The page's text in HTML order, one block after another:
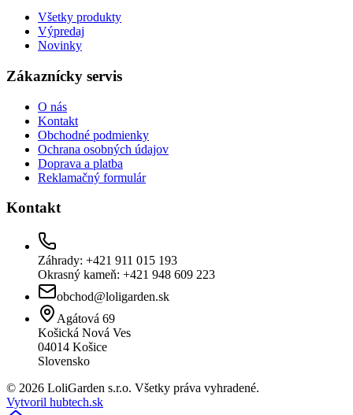
Všetky produkty
Výpredaj
Novinky
Zákaznícky servis
O nás
Kontakt
Obchodné podmienky
Ochrana osobných údajov
Doprava a platba
Reklamačný formulár
Kontakt
Záhrady: +421 911 015 193
Okrasný kameň: +421 948 609 223
obchod@loligarden.sk
Agátová 69
Košická Nová Ves
04014 Košice
Slovensko
© 2026 LoliGarden s.r.o. Všetky práva vyhradené.
Vytvoril hubtech.sk